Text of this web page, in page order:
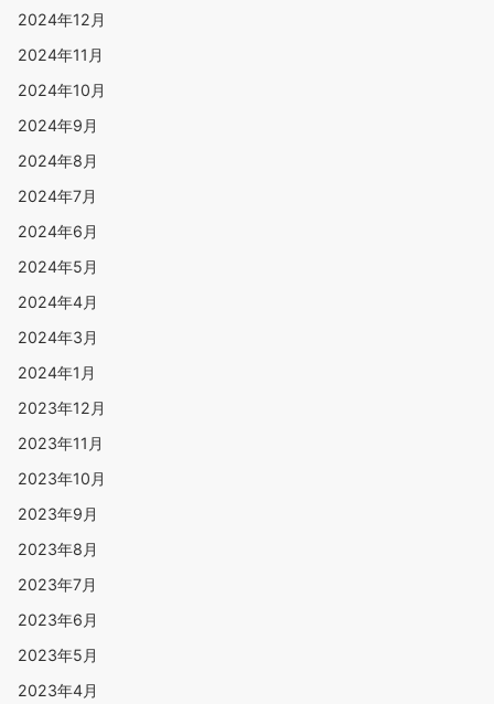
2024年12月
2024年11月
2024年10月
2024年9月
2024年8月
2024年7月
2024年6月
2024年5月
2024年4月
2024年3月
2024年1月
2023年12月
2023年11月
2023年10月
2023年9月
2023年8月
2023年7月
2023年6月
2023年5月
2023年4月